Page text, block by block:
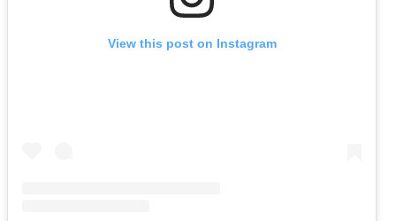
View this post on Instagram